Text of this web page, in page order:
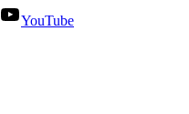
YouTube